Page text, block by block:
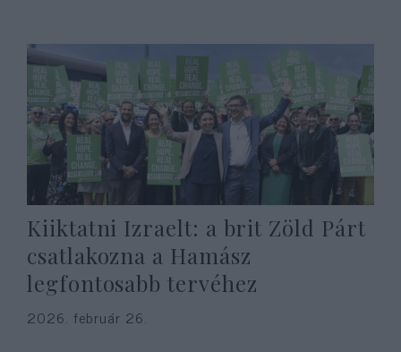
Kiiktatni Izraelt: a brit Zöld Párt
csatlakozna a Hamász
legfontosabb tervéhez
2026. február 26.